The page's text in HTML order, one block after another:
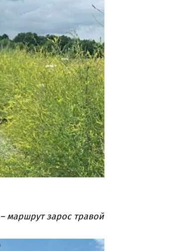
маршрут зарос травой